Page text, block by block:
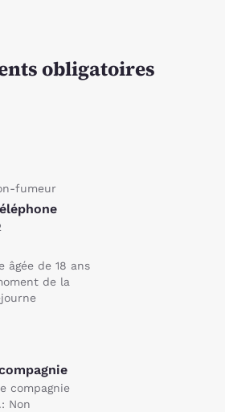
obligatoires
fumeur
âgée de 18 ans
de la
compagnie
Non